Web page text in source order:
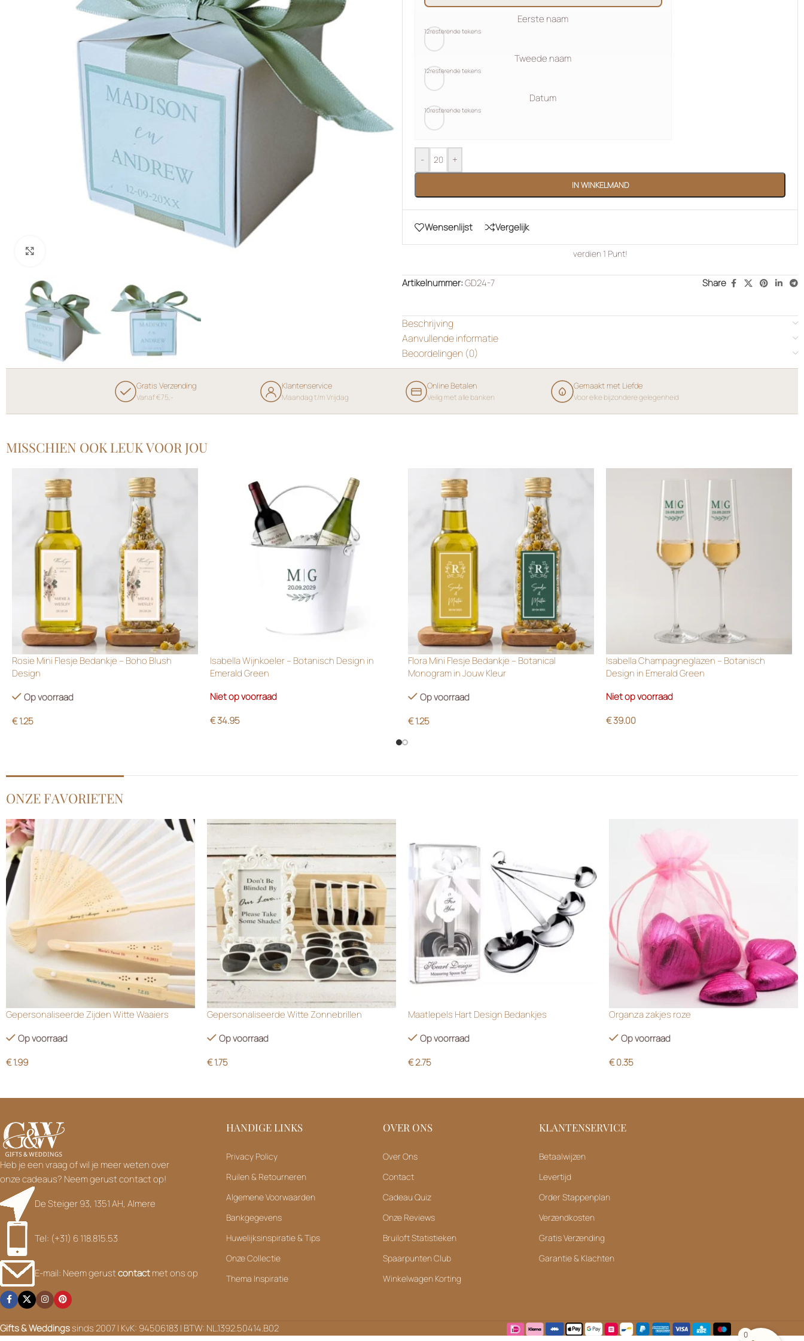
Eerste naam
12resterende tekens
Tweede naam
12resterende tekens
Datum
10resterende tekens
- +
IN WINKELMAND
Wensenlijst Vergelijk
verdien 1 Punt!
Artikelnummer:GD24-7 Share
Beschrijving
Aanvullende informatie
Beoordelingen (0)
Gratis Verzending
Vanaf €75,-
Klantenservice
Maandag t/m Vrijdag
Online Betalen
Veilig met alle banken
Gemaakt met Liefde
Voor elke bijzondere gelegenheid
MISSCHIEN OOK LEUK VOOR JOU
Rosie Mini Flesje Bedankje – Boho Blush
Design
Op voorraad
€1.25
Isabella Wijnkoeler – Botanisch Design in
Emerald Green
Niet op voorraad
€34.95
Flora Mini Flesje Bedankje – Botanical
Monogram in Jouw Kleur
Op voorraad
€1.25
Isabella Champagneglazen – Botanisch
Design in Emerald Green
Niet op voorraad
€39.00
ONZE FAVORIETEN
Gepersonaliseerde Zijden Witte Waaiers
Op voorraad
€1.99
Gepersonaliseerde Witte Zonnebrillen
Op voorraad
€1.75
Maatlepels Hart Design Bedankjes
Op voorraad
€2.75
Organza zakjes roze
Op voorraad
€0.35
Heb je een vraag of wil je meer weten over
onze cadeaus? Neem gerust contact op!
De Steiger 93, 1351 AH, Almere
Tel: (+31) 6 118.815.53
E-mail: Neem gerustcontactmet ons op
HANDIGE LINKS
Privacy Policy
Ruilen & Retourneren
Algemene Voorwaarden
Bankgegevens
Huwelijksinspiratie & Tips
Onze Collectie
Thema Inspiratie
OVER ONS
Over Ons
Contact
Cadeau Quiz
Onze Reviews
Bruiloft Statistieken
Spaarpunten Club
Winkelwagen Korting
KLANTENSERVICE
Betaalwijzen
Levertijd
Order Stappenplan
Verzendkosten
Gratis Verzending
Garantie & Klachten
Gifts & Weddingssinds 2007 | KvK: 94506183 | BTW: NL.1392.50414.B02
0